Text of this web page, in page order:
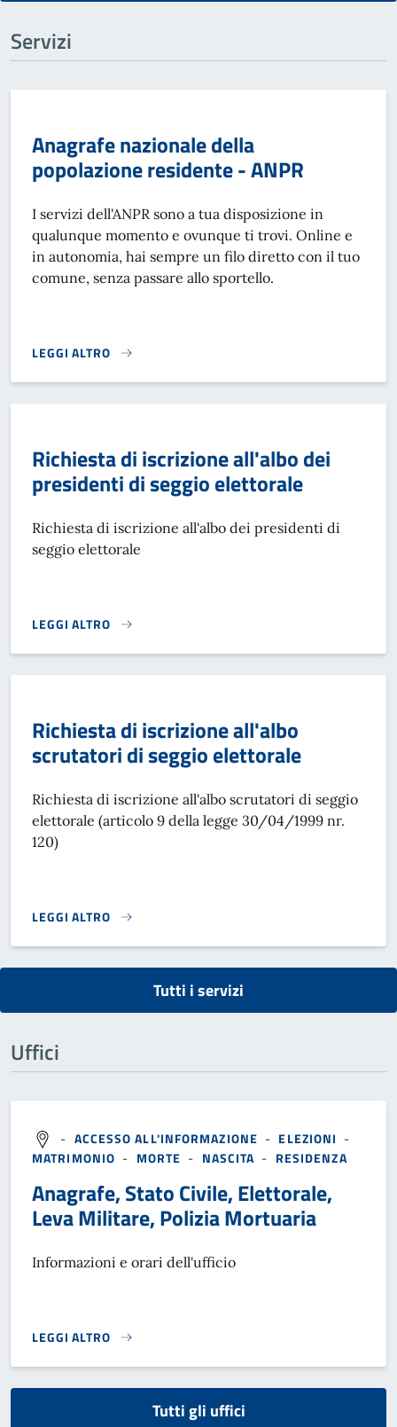
Servizi
Anagrafe nazionale della
popolazione residente - ANPR
I servizi dell'ANPR sono a tua disposizione in
qualunque momento e ovunque ti trovi. Online e
in autonomia, hai sempre un filo diretto con il tuo
comune, senza passare allo sportello.
LEGGI ALTRO
ANAGRAFE NAZIONALE DELLA POPOLAZIONE RESIDENTE -
Richiesta di iscrizione all'albo dei
presidenti di seggio elettorale
Richiesta di iscrizione all'albo dei presidenti di
seggio elettorale
LEGGI ALTRO
RICHIESTA DI ISCRIZIONE ALL'ALBO DEI PRESIDENTI DI
Richiesta di iscrizione all'albo
scrutatori di seggio elettorale
Richiesta di iscrizione all'albo scrutatori di seggio
elettorale (articolo 9 della legge 30/04/1999 nr.
120)
LEGGI ALTRO
RICHIESTA DI ISCRIZIONE ALL'ALBO SCRUTATORI DI SEGGIO
Tutti i servizi
Uffici
- ACCESSO ALL'INFORMAZIONE - ELEZIONI -
MATRIMONIO - MORTE - NASCITA - RESIDENZA
Anagrafe, Stato Civile, Elettorale,
Leva Militare, Polizia Mortuaria
Informazioni e orari dell'ufficio
LEGGI ALTRO
}
Tutti gli uffici